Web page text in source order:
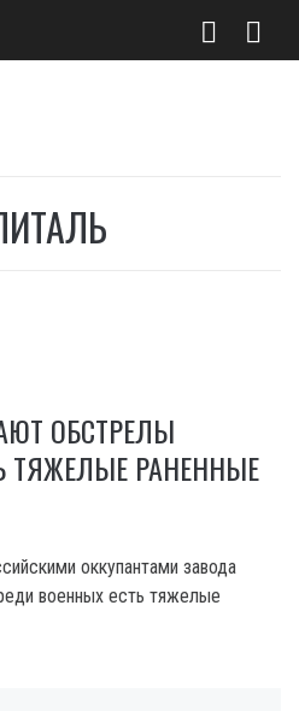
ОБСТРЕЛЫ
ТЯЖЕЛЫЕ РАНЕННЫЕ
оккупантами завода
военных есть тяжелые